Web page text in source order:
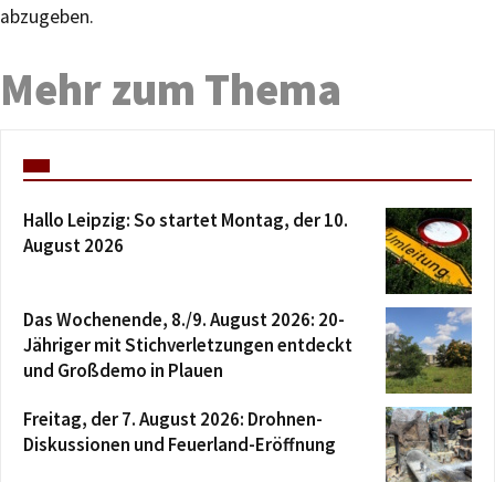
abzugeben.
Mehr zum Thema
Hallo Leipzig: So startet Montag, der 10.
August 2026
Das Wochenende, 8./9. August 2026: 20-
Jähriger mit Stichverletzungen entdeckt
und Großdemo in Plauen
Freitag, der 7. August 2026: Drohnen-
Diskussionen und Feuerland-Eröffnung